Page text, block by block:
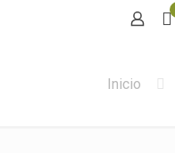
Inicio